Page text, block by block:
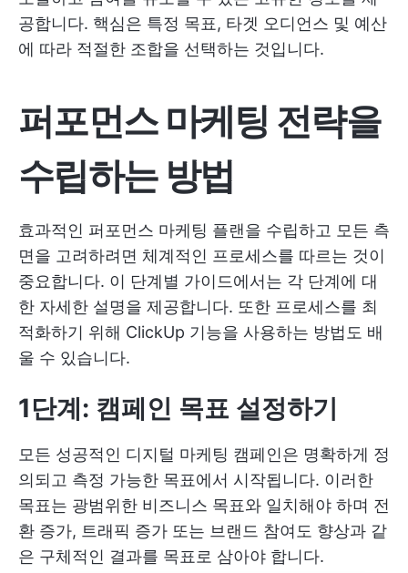
공합니다. 핵심은 특정 목표, 타겟 오디언스 및 예산
에 따라 적절한 조합을 선택하는 것입니다.
퍼포먼스 마케팅 전략을
수립하는 방법
효과적인 퍼포먼스 마케팅 플랜을 수립하고 모든 측
면을 고려하려면 체계적인 프로세스를 따르는 것이
중요합니다. 이 단계별 가이드에서는 각 단계에 대
한 자세한 설명을 제공합니다. 또한 프로세스를 최
적화하기 위해 ClickUp 기능을 사용하는 방법도 배
울 수 있습니다.
1단계: 캠페인 목표 설정하기
모든 성공적인 디지털 마케팅 캠페인은 명확하게 정
의되고 측정 가능한 목표에서 시작됩니다. 이러한
목표는 광범위한 비즈니스 목표와 일치해야 하며 전
환 증가, 트래픽 증가 또는 브랜드 참여도 향상과 같
은 구체적인 결과를 목표로 삼아야 합니다.